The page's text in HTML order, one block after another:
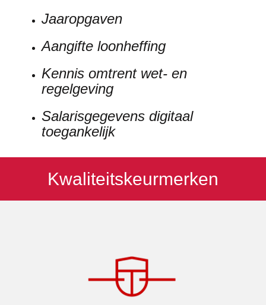
Jaaropgaven
Aangifte loonheffing
Kennis omtrent wet- en
regelgeving
Salarisgegevens digitaal
toegankelijk
Kwaliteitskeurmerken